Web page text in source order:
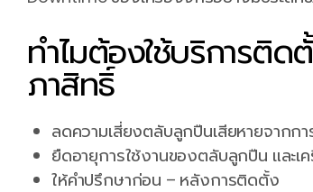
ทำไมต้องใช้บริการติ
ภาสิทธิ์
ลดความเสี่ยงตลับลูกปืนเสียหายจากก
ยืดอายุการใช้งานของตลับลูกปืน และเ
ให้คำปรึกษาก่อน – หลังการติดตั้ง